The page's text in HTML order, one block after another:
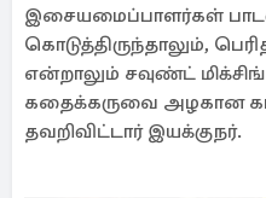
இசையமைப்பாளர்கள்
கொடுத்திருந்தாலும்,
என்றாலும் சவுண்ட் மிக்சிங்
கதைக்கருவை அழகான
தவறிவிட்டார் இயக்குநர்.